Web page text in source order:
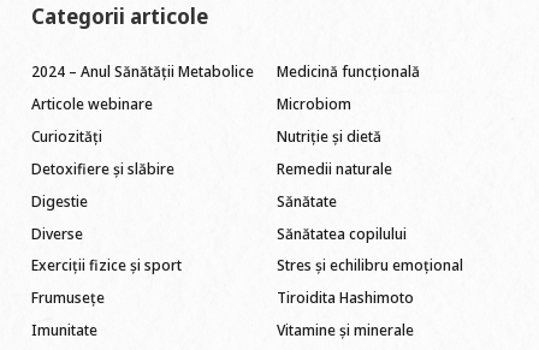
Categorii articole
2024 – Anul Sănătății Metabolice
Articole webinare
Curiozități
Detoxifiere și slăbire
Digestie
Diverse
Exerciții fizice și sport
Frumusețe
Imunitate
Medicină funcțională
Microbiom
Nutriție și dietă
Remedii naturale
Sănătate
Sănătatea copilului
Stres și echilibru emoțional
Tiroidita Hashimoto
Vitamine și minerale